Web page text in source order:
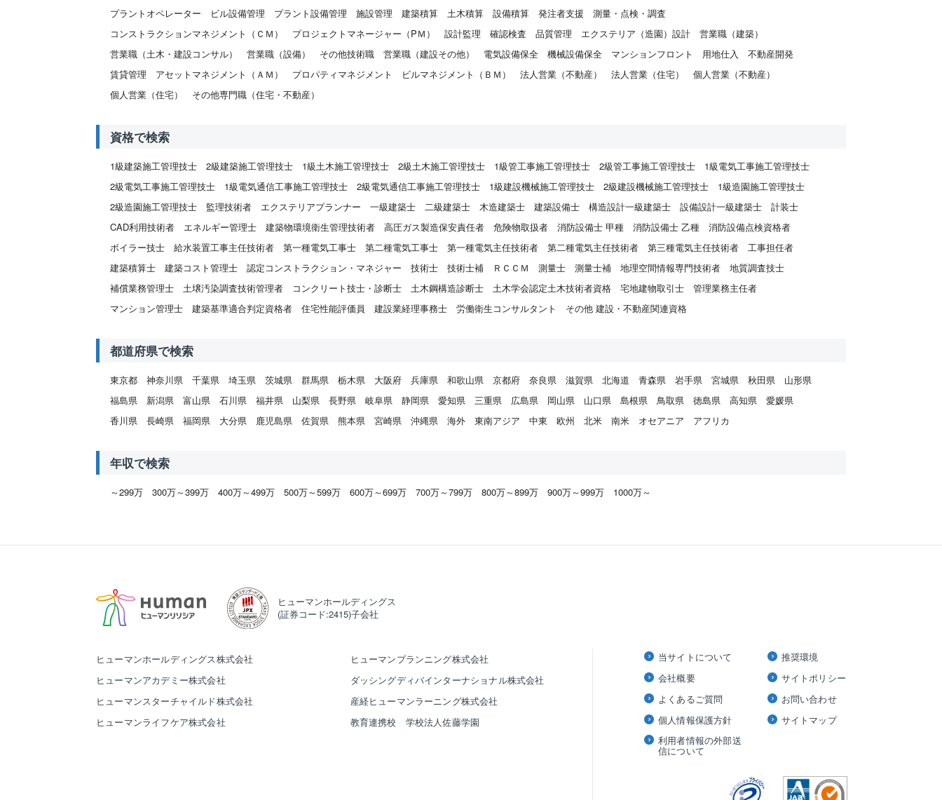
プラントオペレーター
ビル設備管理 プラント設備管理 施設管理 建築積算 土木積算 設備積算 発注者支援
測量・点検・調査
コンストラクションマネジメント（ＣＭ）
プロジェクトマネージャー（PＭ） 設計監理 確認検査 品質管理 エクステリア（造園）設計
営業職（建築）
営業職（土木・建設コンサル）
営業職（設備） その他技術職 営業職（建設その他） 電気設備保全 機械設備保全 マンションフロント 用地仕入
不動産開発
賃貸管理
アセットマネジメント（ＡＭ） プロパティマネジメント ビルマネジメント（ＢＭ） 法人営業（不動産） 法人営業（住宅）
個人営業（不動産）
個人営業（住宅）
その他専門職（住宅・不動産）
資格で検索
1級建築施工管理技士 2級建築施工管理技士 1級土木施工管理技士 2級土木施工管理技士 1級管工事施工管理技士 2級管工事施工管理技士
1級電気工事施工管理技士
2級電気工事施工管理技士
1級電気通信工事施工管理技士 2級電気通信工事施工管理技士 1級建設機械施工管理技士 2級建設機械施工管理技士
1級造園施工管理技士
2級造園施工管理技士
監理技術者 エクステリアプランナー 一級建築士 二級建築士 木造建築士 建築設備士 構造設計一級建築士 設備設計一級建築士
計装士
CAD利用技術者
エネルギー管理士 建築物環境衛生管理技術者 高圧ガス製造保安責任者 危険物取扱者 消防設備士 甲種 消防設備士 乙種
消防設備点検資格者
ボイラー技士
給水装置工事主任技術者 第一種電気工事士 第二種電気工事士 第一種電気主任技術者 第二種電気主任技術者 第三種電気主任技術者
工事担任者
建築積算士
建築コスト管理士 認定コンストラクション・マネジャー 技術士 技術士補 ＲＣＣＭ 測量士 測量士補 地理空間情報専門技術者
地質調査技士
補償業務管理士
土壌汚染調査技術管理者 コンクリート技士・診断士 土木鋼構造診断士 土木学会認定土木技術者資格 宅地建物取引士
管理業務主任者
マンション管理士
建築基準適合判定資格者 住宅性能評価員 建設業経理事務士 労働衛生コンサルタント その他 建設・不動産関連資格
都道府県で検索
東京都 神奈川県 千葉県 埼玉県 茨城県 群馬県 栃木県 大阪府 兵庫県 和歌山県 京都府 奈良県 滋賀県 北海道 青森県 岩手県 宮城県 秋田県
山形県
福島県
新潟県 富山県 石川県 福井県 山梨県 長野県 岐阜県 静岡県 愛知県 三重県 広島県 岡山県 山口県 島根県 鳥取県 徳島県 高知県
愛媛県
香川県
長崎県 福岡県 大分県 鹿児島県 佐賀県 熊本県 宮崎県 沖縄県 海外 東南アジア 中東 欧州 北米 南米 オセアニア アフリカ
年収で検索
～299万 300万～399万 400万～499万 500万～599万 600万～699万 700万～799万 800万～899万 900万～999万 1000万～
ヒューマンホールディングス
(証券コード:2415)子会社
ヒューマンホールディングス株式会社
ヒューマンアカデミー株式会社
ヒューマンスターチャイルド株式会社
ヒューマンライフケア株式会社
ヒューマンプランニング株式会社
ダッシングディバインターナショナル株式会社
産経ヒューマンラーニング株式会社
教育連携校 学校法人佐藤学園
当サイトについて
会社概要
よくあるご質問
個人情報保護方針
利用者情報の外部送
信について
推奨環境
サイトポリシー
お問い合わせ
サイトマップ